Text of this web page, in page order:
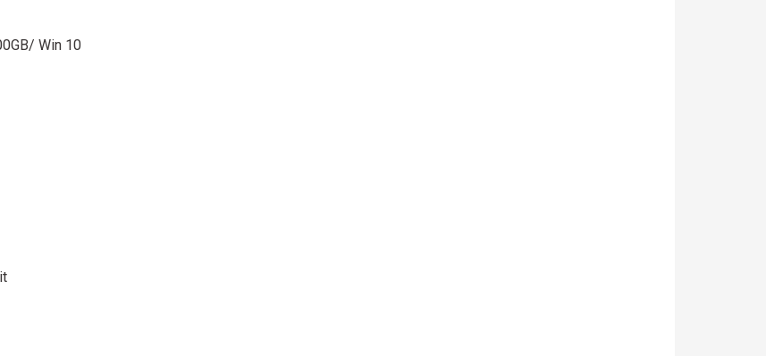
Win 10